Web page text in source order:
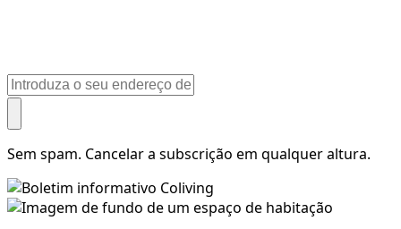
Sem spam. Cancelar a subscrição em qualquer altura.